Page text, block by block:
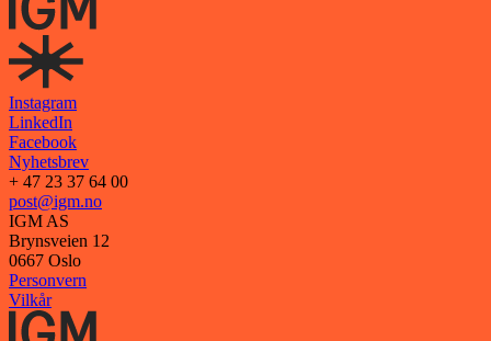
Instagram
LinkedIn
Facebook
Nyhetsbrev
+ 47 23 37 64 00
post@igm.no
IGM AS
Brynsveien 12
0667 Oslo
Personvern
Vilkår